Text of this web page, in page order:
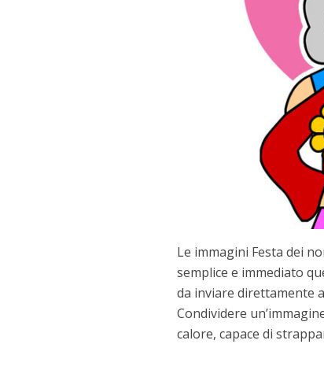
Le immagini Festa dei
semplice e immediato
da inviare direttamente
Condividere
calore, capace di